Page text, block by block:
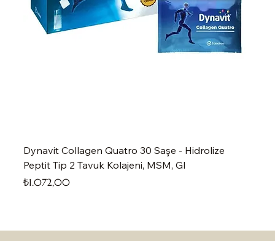
Dynavit Collagen Quatro 30 Saşe - Hidrolize
Peptit Tip 2 Tavuk Kolajeni, MSM, Gl
Fiyat
₺1.072,00